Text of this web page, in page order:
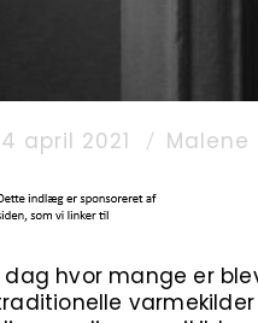
april 2021 Malene
dag hvor mange er